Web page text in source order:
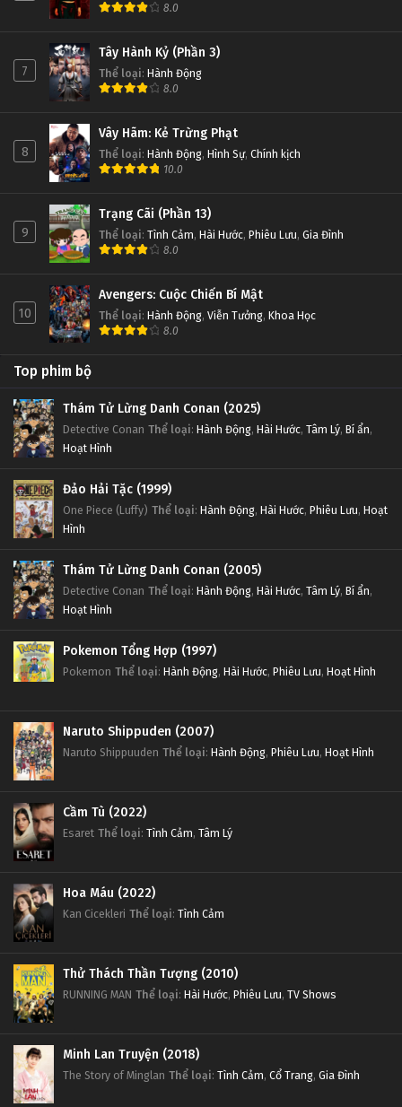
8.0
7
Tây Hành Kỷ (Phần 3)
Thể loại: Hành Động
8.0
8
Vây Hãm: Kẻ Trừng Phạt
Thể loại: Hành Động, Hình Sự, Chính kịch
10.0
9
Trạng Cãi (Phần 13)
Thể loại: Tình Cảm, Hài Hước, Phiêu Lưu, Gia Đình
8.0
10
Avengers: Cuộc Chiến Bí Mật
Thể loại: Hành Động, Viễn Tưởng, Khoa Học
8.0
Top phim bộ
Thám Tử Lừng Danh Conan (2025)
Detective Conan Thể loại: Hành Động, Hài Hước, Tâm Lý, Bí ẩn,
Hoạt Hình
Đảo Hải Tặc (1999)
One Piece (Luffy) Thể loại: Hành Động, Hài Hước, Phiêu Lưu, Hoạt
Hình
Thám Tử Lừng Danh Conan (2005)
Detective Conan Thể loại: Hành Động, Hài Hước, Tâm Lý, Bí ẩn,
Hoạt Hình
Pokemon Tổng Hợp (1997)
Pokemon Thể loại: Hành Động, Hài Hước, Phiêu Lưu, Hoạt Hình
Naruto Shippuden (2007)
Naruto Shippuuden Thể loại: Hành Động, Phiêu Lưu, Hoạt Hình
Cầm Tù (2022)
Esaret Thể loại: Tình Cảm, Tâm Lý
Hoa Máu (2022)
Kan Cicekleri Thể loại: Tình Cảm
Thử Thách Thần Tượng (2010)
RUNNING MAN Thể loại: Hài Hước, Phiêu Lưu, TV Shows
Minh Lan Truyện (2018)
The Story of Minglan Thể loại: Tình Cảm, Cổ Trang, Gia Đình